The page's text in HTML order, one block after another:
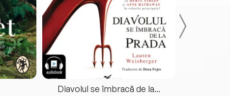
Diavolul se îmbracă de la...